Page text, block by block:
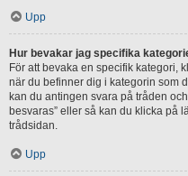
Upp
Hur bevakar jag specifika
För att bevaka en specifik kategori,
när du befinner dig i kategorin som
kan du antingen svara på tråden
besvaras” eller så kan du klicka på
trådsidan.
Upp